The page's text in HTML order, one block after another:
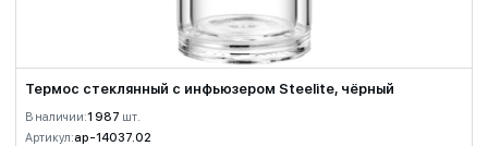
Термос стеклянный с инфьюзером Steelite, чёрный
В наличии:1 987 шт.
Артикул:ap-14037.02